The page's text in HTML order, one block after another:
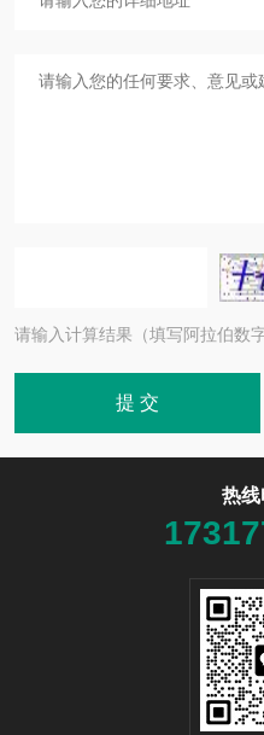
请输入计算结果（填写阿拉伯数
热线